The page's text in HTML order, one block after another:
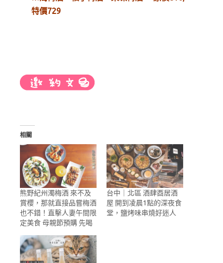
特價729
相關
熊野紀州濁梅酒 來不及
賞櫻，那就直接品嘗梅酒
也不錯！直擊人妻午間限
定美食 母親節預購 先喝
台中｜北區 酒肆酉居酒
屋 開到凌晨1點的深夜食
堂，鹽烤味串燒好迷人